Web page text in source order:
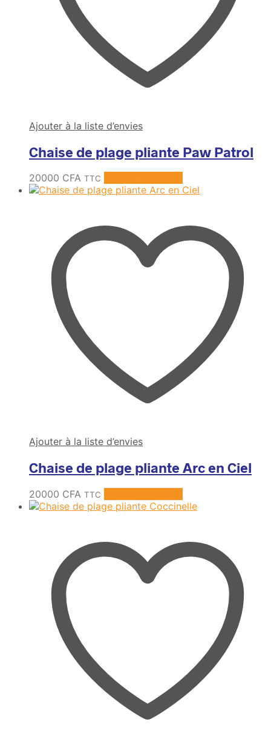
Ajouter à la liste d’envies
Chaise de plage pliante Paw Patrol
20000 CFA TTC
Ajouter à la liste d’envies
Chaise de plage pliante Arc en Ciel
20000 CFA TTC